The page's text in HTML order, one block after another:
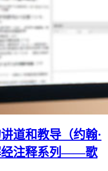
道和教导（约翰·
经注释系列——歌